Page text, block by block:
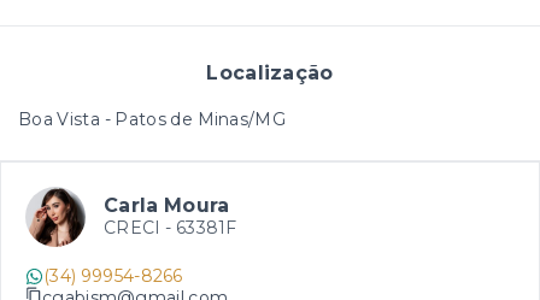
Localização
Boa Vista - Patos de Minas/MG
Carla Moura
CRECI - 63381F
(34) 99954-8266